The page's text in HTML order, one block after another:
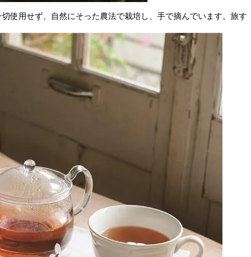
使用せず、自然にそった農法で栽培し、手で摘んでいます。旅す